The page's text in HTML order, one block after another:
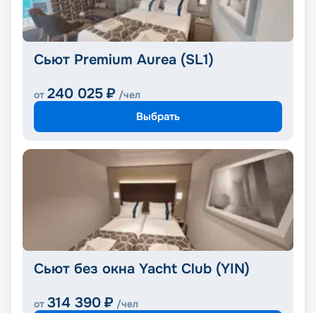
Сьют Premium Aurea (SL1)
от 240 025 ₽ /чел
Выбрать
Сьют без окна Yacht Club (YIN)
от 314 390 ₽ /чел